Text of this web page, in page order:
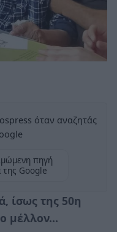
όταν αναζητάς
πηγή
της Google
ίσως της 50η
μέλλον…